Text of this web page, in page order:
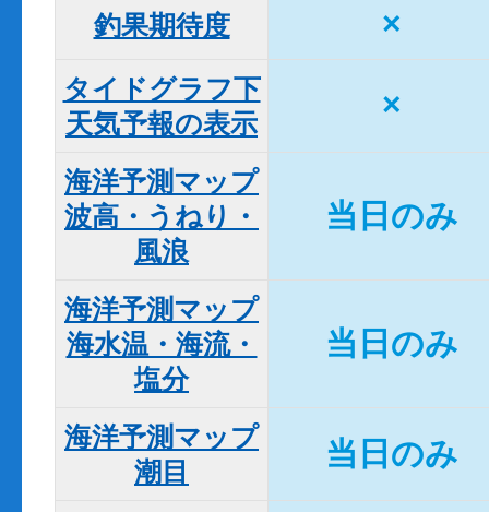
釣果期待度 ×
タイドグラフ下
天気予報の表示
×
海洋予測マップ
波高・うねり・
風浪
当日のみ
海洋予測マップ
海水温・海流・
塩分
当日のみ
海洋予測マップ
潮目
当日のみ